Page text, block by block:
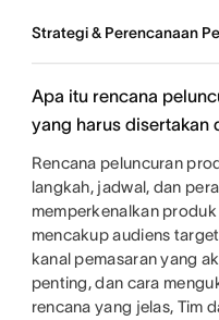
Strategi & Perencanaan
Apa itu rencana
yang harus disertakan
Rencana peluncuran
langkah, jadwal, dan
memperkenalkan
mencakup audiens
kanal pemasaran yang
penting, dan cara
rencana yang jelas, Tim